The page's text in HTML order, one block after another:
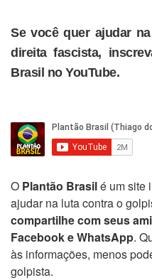
Se você quer ajudar
direita fascista,
Brasil no YouTube.
O Plantão Brasilé um site
ajudar na luta contra o
compartilhe com seus
Facebook e WhatsApp.
às informações, menos
golpista.